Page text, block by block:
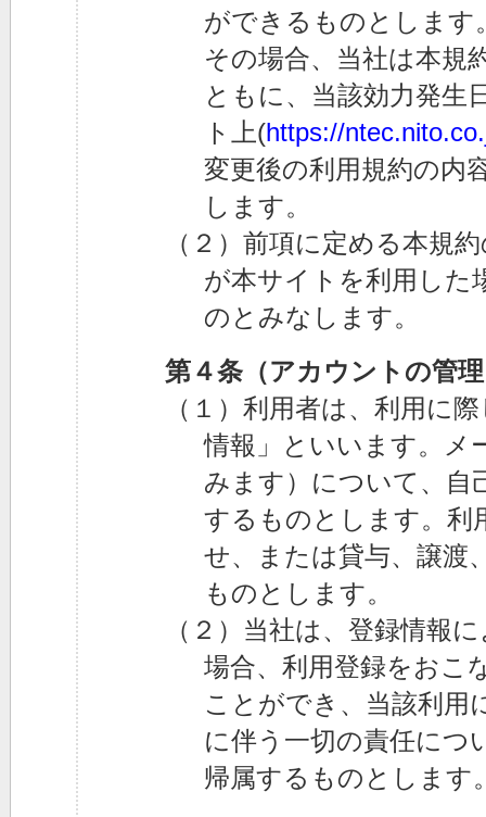
ができるものとします
その場合、当社は本規
ともに、当該効力発生
ト上(https://
変更後の利用規約の内
します。
（２）前項に定める本規
が本サイトを利用した
のとみなします。
第４条（アカウントの管
（１）利用者は、利用に
情報」といいます。メ
みます）について、自
するものとします。利
せ、または貸与、譲渡
ものとします。
（２）当社は、登録情報
場合、利用登録をおこ
ことができ、当該利用
に伴う一切の責任につ
帰属するものとします